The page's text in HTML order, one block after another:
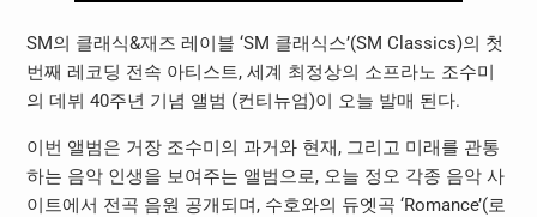
SM의 클래식&재즈 레이블 ‘SM 클래식스’(SM Classics)의 첫
번째 레코딩 전속 아티스트, 세계 최정상의 소프라노 조수미
의 데뷔 40주년 기념 앨범 (컨티뉴엄)이 오늘 발매 된다.
이번 앨범은 거장 조수미의 과거와 현재, 그리고 미래를 관통
하는 음악 인생을 보여주는 앨범으로, 오늘 정오 각종 음악 사
이트에서 전곡 음원 공개되며, 수호와의 듀엣곡 ‘Romance’(로